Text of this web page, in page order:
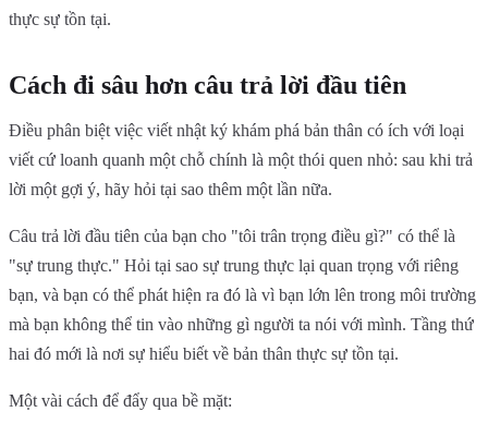
thực sự tồn tại.
Cách đi sâu hơn câu trả lời đầu tiên
Điều phân biệt việc viết nhật ký khám phá bản thân có ích với loại
viết cứ loanh quanh một chỗ chính là một thói quen nhỏ: sau khi trả
lời một gợi ý, hãy hỏi tại sao thêm một lần nữa.
Câu trả lời đầu tiên của bạn cho "tôi trân trọng điều gì?" có thể là
"sự trung thực." Hỏi tại sao sự trung thực lại quan trọng với riêng
bạn, và bạn có thể phát hiện ra đó là vì bạn lớn lên trong môi trường
mà bạn không thể tin vào những gì người ta nói với mình. Tầng thứ
hai đó mới là nơi sự hiểu biết về bản thân thực sự tồn tại.
Một vài cách để đẩy qua bề mặt: